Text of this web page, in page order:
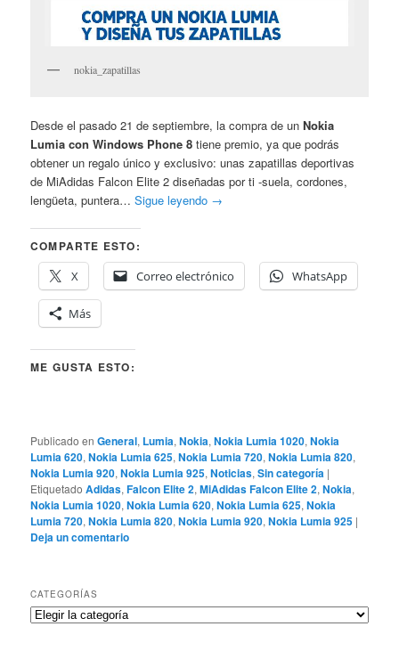
nokia_zapatillas
Desde el pasado 21 de septiembre, la compra de unNokia
Lumia con Windows Phone 8tiene premio, ya que podrás
obtener un regalo único y exclusivo: unas zapatillas deportivas
de MiAdidas Falcon Elite 2 diseñadas por ti -suela, cordones,
lengüeta, puntera…Sigue leyendo →
COMPARTE ESTO:
X
Correo electrónico WhatsApp
Más
ME GUSTA ESTO:
Publicado en General, Lumia,Nokia,Nokia Lumia 1020,Nokia
Lumia 620,Nokia Lumia 625,Nokia Lumia 720,Nokia Lumia 820,
Nokia Lumia 920,Nokia Lumia 925,Noticias,Sin categoría |
Etiquetado Adidas,Falcon Elite 2,MiAdidas Falcon Elite 2,Nokia,
Nokia Lumia 1020,Nokia Lumia 620,Nokia Lumia 625,Nokia
Lumia 720,Nokia Lumia 820,Nokia Lumia 920,Nokia Lumia 925 |
Deja un comentario
CATEGORÍAS
Categorías